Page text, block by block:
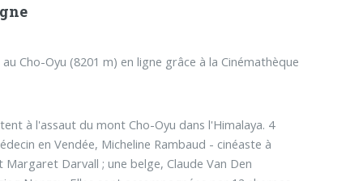
Cho-Oyu (8201 m) en ligne grâce à la Cinémathèque
à l'assaut du mont Cho-Oyu dans l'Himalaya. 4
en Vendée, Micheline Rambaud - cinéaste à
Darvall ; une belge, Claude Van Den